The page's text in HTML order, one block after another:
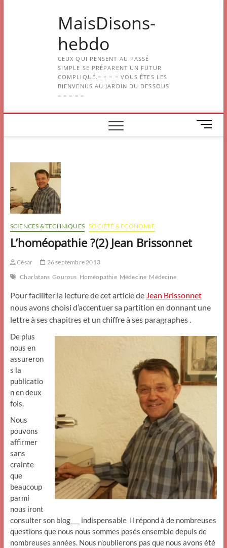
MaisDisons-
hebdo
CEUX QUI PENSENT AU PASSÉ
SIMPLE SE PRÉPARENT UN FUTUR
COMPLIQUÉ.= = = = VOUS ÊTES LES
BIENVENUS AU JARDIN DU DESSOUS
= = = = =
M
e
SCIENCES & TECHNIQUES SOCIÉTÉ & ECONOMIE
L’homéopathie ?(2) Jean Brissonnet
César
26 septembre 2013
Charlatans Gourous Homéopathie Médecine Médecine
Pour faciliter la lecture de cet article de Jean Brissonnet
nous avons choisi d’accentuer sa partition en donnant une
lettre à ses chapitres et un chiffre à ses paragraphes .
De plus
nous en
assureron
s la
publicatio
n en deux
fois.
Nous
pouvons
affirmer
sans
crainte
que
beaucoup
parmi
nous iront
consulter son blog___ indispensable Il répond à de nombreuses
questions que nous nous sommes posés ensemble depuis de
nombreuses années. Nous n’oublierons pas que nous avons été